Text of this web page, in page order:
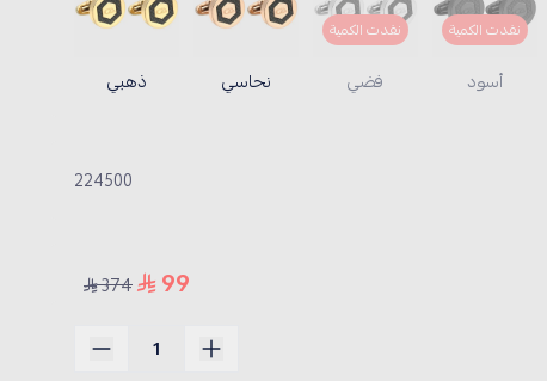
نفدت الكمية
أسود
نفدت الكمية
فضي نحاسي ذهبي
224500
99
374